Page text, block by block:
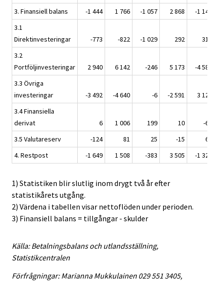
3. Finansiell balans
-1 444 1 766 -1 057 2 868
-1 148
3.1
Direktinvesteringar
-773 -822 -1 029 292
315
3.2
Portföljinvesteringar
2 940 6 142 -246 5 173
-4 580
3.3 Övriga
investeringar
-3 492 -4 640 -6 -2 591
3 121
3.4 Finansiella
derivat
6 1 006 199 10
-69
3.5 Valutareserv
-124 81 25 -15
64
4. Restpost
-1 649 1 508 -383 3 505 -1 321
1) Statistiken blir slutlig inom drygt två år efter
statistikårets utgång.
2) Värdena i tabellen visar nettoflöden under perioden.
3) Finansiell balans = tillgångar - skulder
Källa: Betalningsbalans och utlandsställning,
Statistikcentralen
Förfrågningar: Marianna Mukkulainen 029 551 3405,